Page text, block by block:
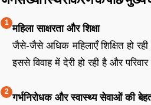
महिला साक्षरता और शिक्षा
जैसे-जैसे अधिक महिलाएँ शिक्षित हो
इससे विवाह में देरी हो रही है और
गर्भनिरोधक और स्वास्थ्य सेवाओं की